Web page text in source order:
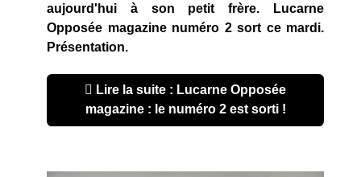
aujourd'hui à son petit frère. Lucarne
Opposée magazine numéro 2 sort ce mardi.
Présentation.
Lire la suite : Lucarne Opposée
magazine : le numéro 2 est sorti !